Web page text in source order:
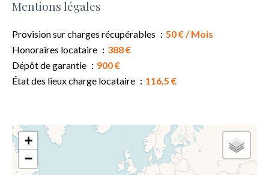
Mentions légales
Provision sur charges récupérables
50 € / Mois
Honoraires locataire
388 €
Dépôt de garantie
900 €
État des lieux charge locataire
116,5 €
+
−